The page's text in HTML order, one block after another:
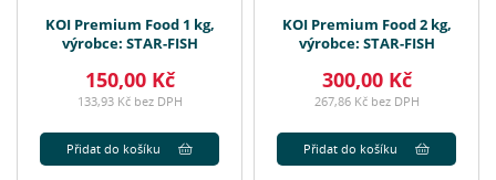
KOI Premium Food 1 kg,
výrobce: STAR-FISH
150,00 Kč
133,93 Kč bez DPH
Přidat do košíku
KOI Premium Food 2 kg,
výrobce: STAR-FISH
300,00 Kč
267,86 Kč bez DPH
Přidat do košíku